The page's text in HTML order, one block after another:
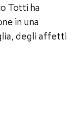
Totti ha
in una
degli affetti